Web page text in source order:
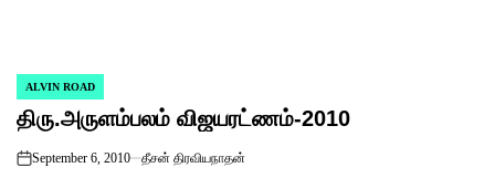
POSTED
IN
ALVIN ROAD
திரு.அருளம்பலம் விஜயரட்ணம்-2010
on
September 6, 2010 தீசன் திரவியநாதன்